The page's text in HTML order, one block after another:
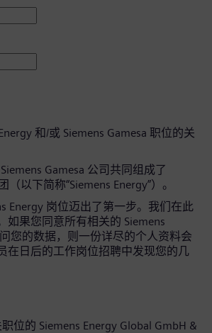
和/或 Siemens Gamesa 职位的关
Gamesa 公司共同组成了
（以下简称“Siemens Energy”）。
Energy 岗位迈出了第一步。我们在此
如果您同意所有相关的 Siemens
您的数据，则一份详尽的个人资料会
在日后的工作岗位招聘中发现您的几
位的 Siemens Energy Global GmbH &